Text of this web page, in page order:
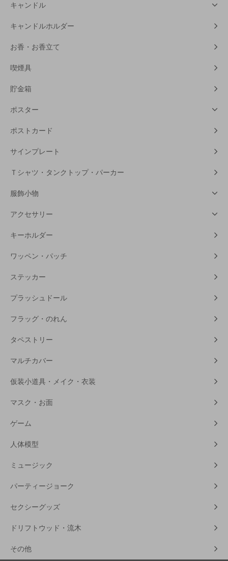
キャンドル
キャンドルホルダー
お香・お香立て
喫煙具
貯金箱
ポスター
ポストカード
サインプレート
Ｔシャツ・タンクトップ・パーカー
服飾小物
アクセサリー
キーホルダー
ワッペン・パッチ
ステッカー
プラッシュドール
フラッグ・のれん
タペストリー
マルチカバー
仮装小道具・メイク・衣装
マスク・お面
ゲーム
人体模型
ミュージック
パーティージョーク
セクシーグッズ
ドリフトウッド・流木
その他